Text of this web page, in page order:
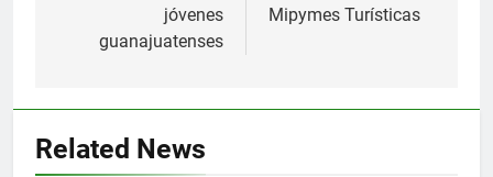
jóvenes
guanajuatenses
Mipymes Turísticas
Related News